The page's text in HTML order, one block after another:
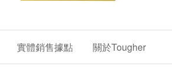
實體銷售據點 關於Tougher